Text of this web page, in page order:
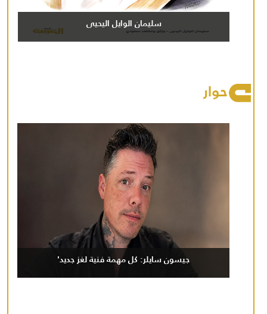
سليمان الوايل اليحيى
حوار
جيسون سايلر: كل مهمة فنية لغز جديد'